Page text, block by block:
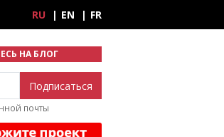
RU EN FR
НА БЛОГ
почты